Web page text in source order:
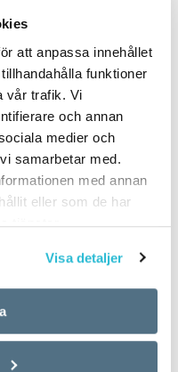
att anpassa innehållet
funktioner
vår trafik. Vi
och annan
medier och
samarbetar med.
med annan
eller som de har
tjänster.
Visa detaljer